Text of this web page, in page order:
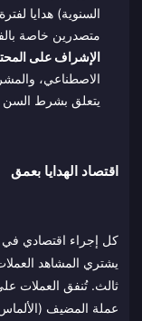
السنوية) هدايا
متصدرين خاصة
الإشراف على
الاصطناعي،
يتعلق بشرط السن (18+) والمحتوى
اقتصاد الهدايا بعمق
يشتري المشاهد
ثالث. تُنفق العملات
عملة المضيف